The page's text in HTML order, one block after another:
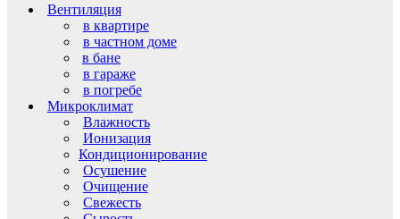
Вентиляция
в квартире
в частном доме
в бане
в гараже
в погребе
Микроклимат
Влажность
Ионизация
Кондиционирование
Осушение
Очищение
Свежесть